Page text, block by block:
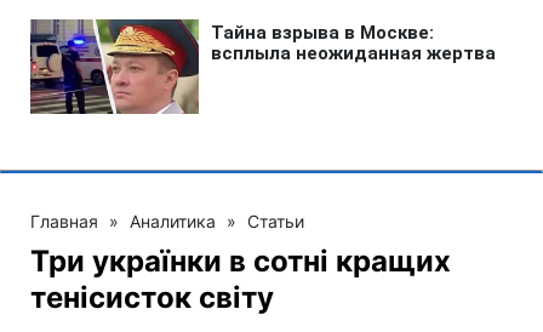
Главная » Аналитика » Статьи
Три українки в сотні кращих
тенісисток світу